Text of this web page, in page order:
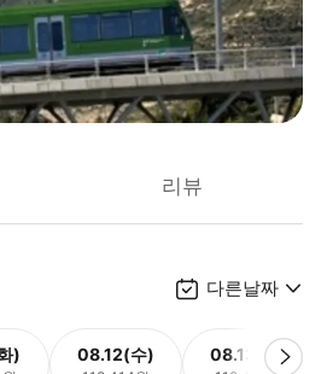
리뷰
다른날짜
) 08.12(수) 08.13(목)